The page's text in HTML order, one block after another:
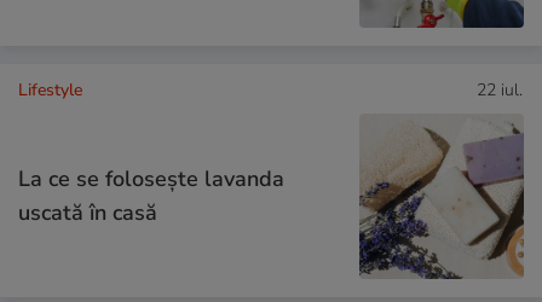
Lifestyle 22 iul.
La ce se folosește lavanda
uscată în casă